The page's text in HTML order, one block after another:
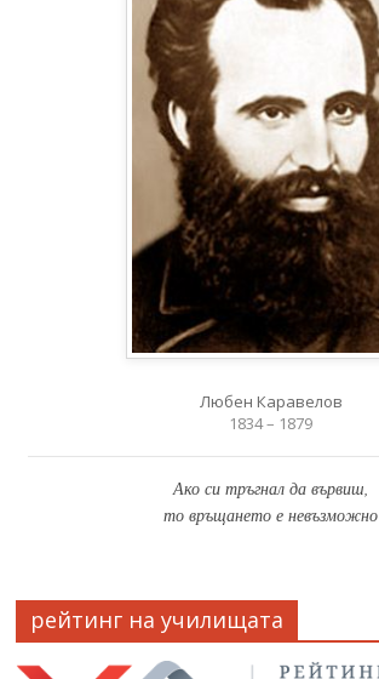
Любен Каравелов
1834 – 1879
Ако си тръгнал да вървиш,
то връщането е невъзможно
рейтинг на училищата